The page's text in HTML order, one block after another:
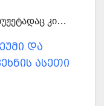
კი…
და
ასეთი